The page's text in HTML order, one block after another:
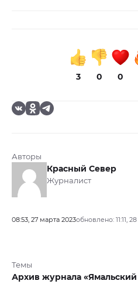
3 0 0
Авторы
Красный Север
Журналист
08:53, 27 марта 2023обновлено: 11:11,
Темы
Архив журнала